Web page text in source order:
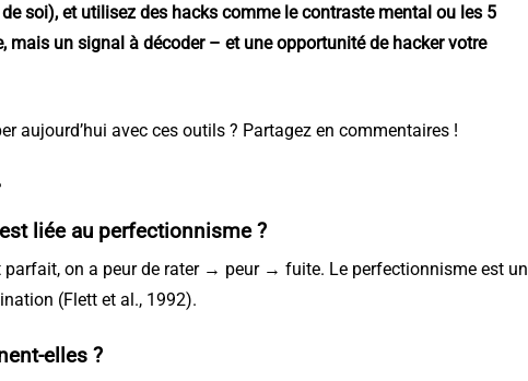
soi), et utilisez des hacks comme le contraste mental ou les 5
mais un signal à décoder – et une opportunité de hacker votre
aujourd’hui avec ces outils ? Partagez en commentaires !
liée au perfectionnisme ?
parfait, on a peur de rater → peur → fuite. Le perfectionnisme est un
(Flett et al., 1992).
elles ?